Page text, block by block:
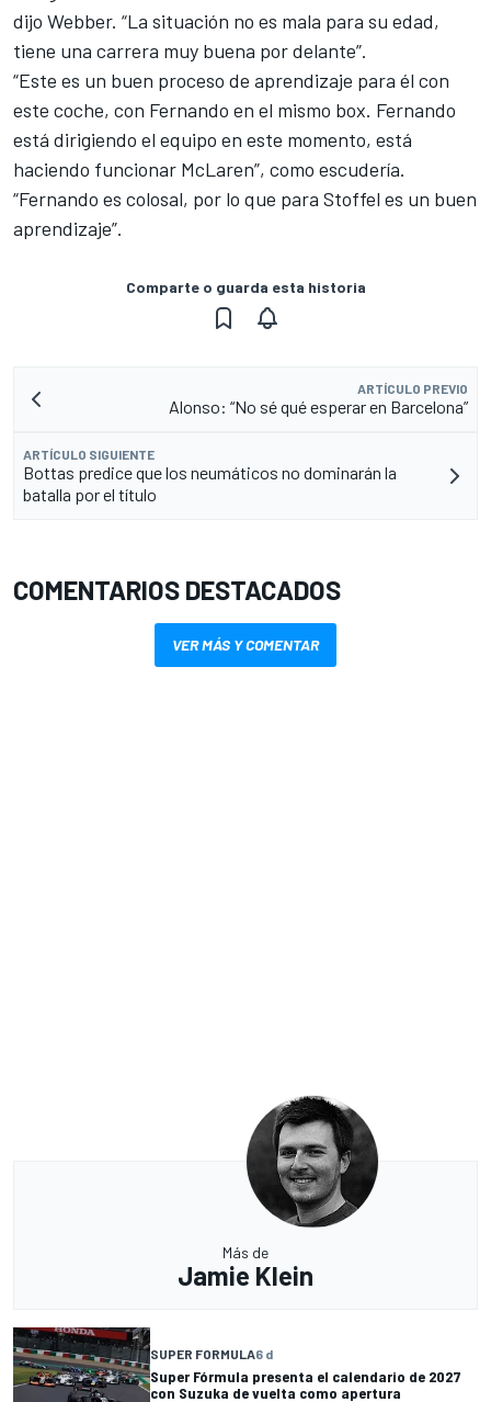
dijo Webber. “La situación no es mala para su edad,
tiene una carrera muy buena por delante”.
“Este es un buen proceso de aprendizaje para él con
este coche, con Fernando en el mismo box. Fernando
está dirigiendo el equipo en este momento, está
haciendo funcionar McLaren”, como escudería.
“Fernando es colosal, por lo que para Stoffel es un buen
aprendizaje”.
Comparte o guarda esta historia
ARTÍCULO PREVIO
Alonso: “No sé qué esperar en Barcelona”
ARTÍCULO SIGUIENTE
Bottas predice que los neumáticos no dominarán la
batalla por el título
COMENTARIOS DESTACADOS
VER MÁS Y COMENTAR
Más de
Jamie Klein
SUPER FORMULA6 d
Super Fórmula presenta el calendario de 2027
con Suzuka de vuelta como apertura